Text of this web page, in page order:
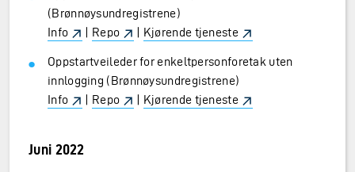
(Brønnøysundregistrene)
Info
| Repo | Kjørende tjeneste
Oppstartveileder for enkeltpersonforetak uten
innlogging (Brønnøysundregistrene)
Info
| Repo | Kjørende tjeneste
Juni 2022